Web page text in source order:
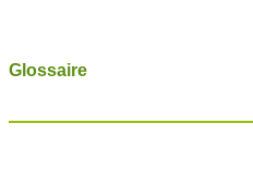
Glossaire